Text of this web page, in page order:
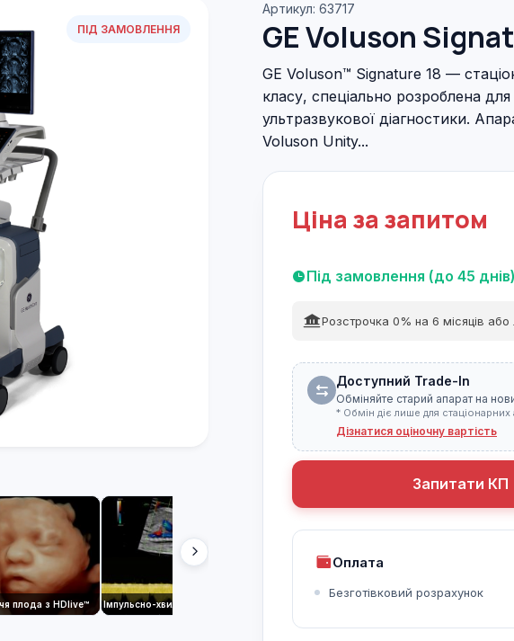
ПІД ЗАМОВЛЕННЯ
плода з HDlive™
Артикул: 63717
GE Voluson
GE Voluson™ Signature 18 —
класу, спеціально розроблена
ультразвукової діагностики.
Voluson Unity...
Ціна за запитом
Під замовлення (до 45 днів)
Розстрочка 0% на 6 місяців або
Доступний Trade-In
Обміняйте старий апарат на
* Обмін діє лише для стаціонарних
Дізнатися оціночну вартість
Запитати КП
Оплата
Безготівковий розрахунок